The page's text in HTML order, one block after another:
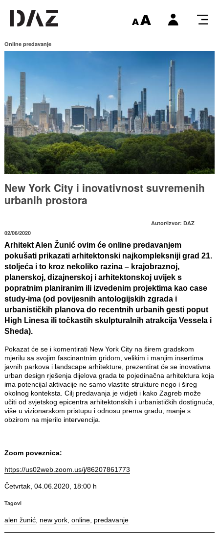
Online predavanje
New York City i inovativnost suvremenih
urbanih prostora
Autor/izvor: DAZ
02/06/2020
Arhitekt Alen Žunić ovim će online predavanjem
pokušati prikazati arhitektonski najkompleksniji grad 21.
stoljeća i to kroz nekoliko razina – krajobraznoj,
planerskoj, dizajnerskoj i arhitektonskoj uvijek s
popratnim planiranim ili izvedenim projektima kao case
study-ima (od povijesnih antologijskih zgrada i
urbanističkih planova do recentnih urbanih gesti poput
High Linesa ili točkastih skulpturalnih atrakcija Vessela i
Sheda).
Pokazat će se i komentirati New York City na širem gradskom
mjerilu sa svojim fascinantnim gridom, velikim i manjim insertima
javnih parkova i landscape arhitekture, prezentirat će se inovativna
urban design rješenja dijelova grada te pojedinačna arhitektura koja
ima potencijal aktivacije ne samo vlastite strukture nego i šireg
okolnog konteksta. Cilj predavanja je vidjeti i kako Zagreb može
učiti od svjetskog epicentra arhitektonskih i urbanističkih dostignuća,
više u vizionarskom pristupu i odnosu prema gradu, manje s
obzirom na mjerilo intervencija.
Zoom poveznica:
https://us02web.zoom.us/j/86207861773
Četvrtak, 04.06.2020, 18:00 h
Tagovi
alen žunić, new york, online, predavanje